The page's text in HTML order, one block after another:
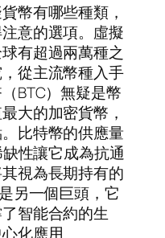
幣有哪些種類，
意的選項。虛擬
有超過兩萬種之
從主流幣種入手
BTC）無疑是幣
大的加密貨幣，
比特幣的供應量
性讓它成為抗通
視為長期持有的
另一個巨頭，它
智能合約的生
化應用